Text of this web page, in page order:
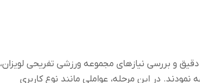
و بررسی نیازهای مجموعه ورزشی تفریحی لویزان،
در این مرحله، عواملی مانند نوع کاربری